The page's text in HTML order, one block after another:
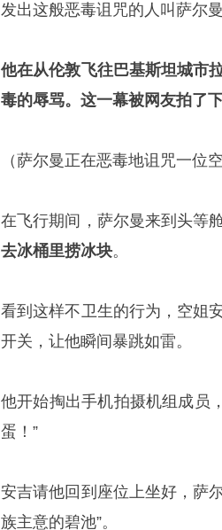
发出这般恶毒诅咒的人叫萨尔曼
他在从伦敦飞往巴基斯坦城市
毒的辱骂。这一幕被网友拍了
（萨尔曼正在恶毒地诅咒一位空
在飞行期间，萨尔曼来到头等
去冰桶里捞冰块。
看到这样不卫生的行为，空姐
开关，让他瞬间暴跳如雷。
他开始掏出手机拍摄机组成员
蛋！”
安吉请他回到座位上坐好，萨
族主意的碧池”。